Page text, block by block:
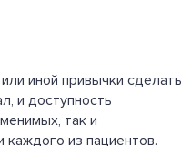
иной привычки сделать
и доступность
так и
из пациентов.